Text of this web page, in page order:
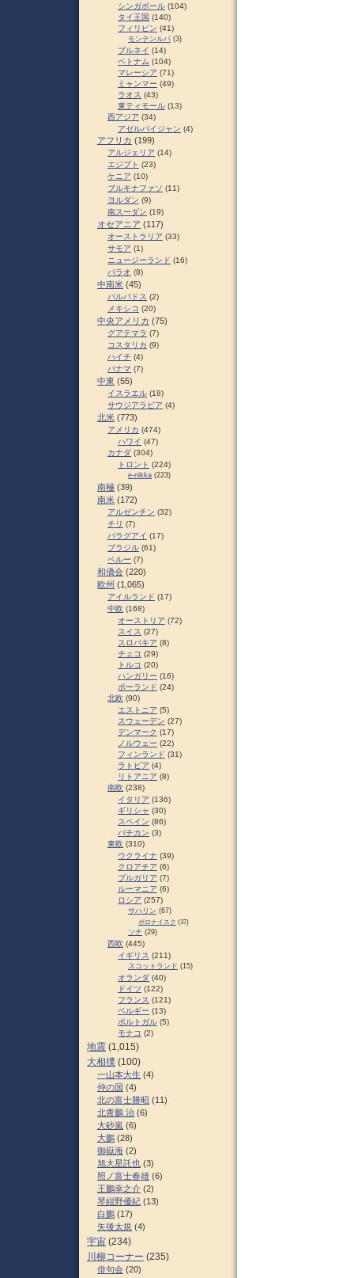
シンガポール (104)
タイ王国 (140)
フィリピン (41)
モンテンルパ (3)
ブルネイ (14)
ベトナム (104)
マレーシア (71)
ミャンマー (49)
ラオス (43)
東ティモール (13)
西アジア (34)
アゼルバイジャン (4)
アフリカ (199)
アルジェリア (14)
エジプト (23)
ケニア (10)
ブルキナファソ (11)
ヨルダン (9)
南スーダン (19)
オセアニア (117)
オーストラリア (33)
サモア (1)
ニュージーランド (16)
パラオ (8)
中南米 (45)
バルバドス (2)
メキシコ (20)
中央アメリカ (75)
グアテマラ (7)
コスタリカ (9)
ハイチ (4)
パナマ (7)
中東 (55)
イスラエル (18)
サウジアラビア (4)
北米 (773)
アメリカ (474)
ハワイ (47)
カナダ (304)
トロント (224)
e-nikka (223)
南極 (39)
南米 (172)
アルゼンチン (32)
チリ (7)
パラグアイ (17)
ブラジル (61)
ペルー (7)
和僑会 (220)
欧州 (1,065)
アイルランド (17)
中欧 (168)
オーストリア (72)
スイス (27)
スロパキア (8)
チェコ (29)
トルコ (20)
ハンガリー (16)
ポーランド (24)
北欧 (90)
エストニア (5)
スウェーデン (27)
デンマーク (17)
ノルウェー (22)
フィンランド (31)
ラトビア (4)
リトアニア (8)
南欧 (238)
イタリア (136)
ギリシャ (30)
スペイン (86)
バチカン (3)
東欧 (310)
ウクライナ (39)
クロアチア (6)
ブルガリア (7)
ルーマニア (6)
ロシア (257)
サハリン (67)
ポロナイスク (37)
ソチ (29)
西欧 (445)
イギリス (211)
スコットランド (15)
オランダ (40)
ドイツ (122)
フランス (121)
ベルギー (13)
ポルトガル (5)
モナコ (2)
地震 (1,015)
大相撲 (100)
一山本大生 (4)
仲の国 (4)
北の富士勝昭 (11)
北青鵬 治 (6)
大砂嵐 (6)
大鵬 (28)
御嶽海 (2)
旭大星託也 (3)
照ノ富士春雄 (6)
王鵬幸之介 (2)
琴紺野優紀 (13)
白鵬 (17)
矢後太規 (4)
宇宙 (234)
川柳コーナー (235)
俳句会 (20)